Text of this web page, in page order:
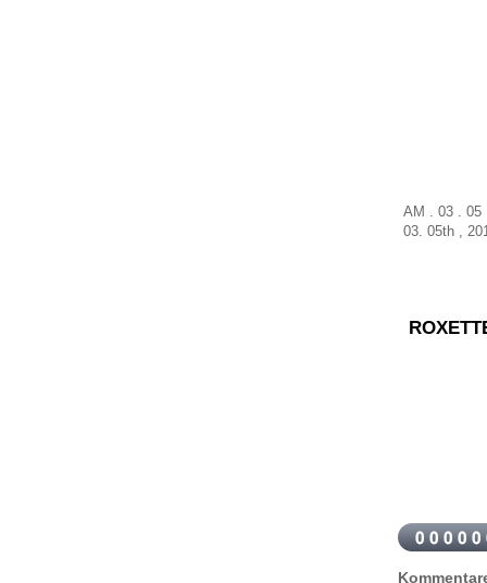
AM . 03 . 05
03. 05th ,